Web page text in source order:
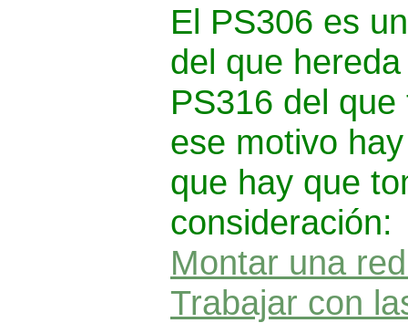
El PS306 es
del que
PS316 del
ese motivo
que hay que
consideración:
Montar una
Trabajar con